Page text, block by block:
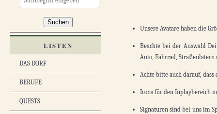
Suchen
LISTEN
DAS DORF
BERUFE
QUESTS
Unsere Avatare haben die
Beachte bei der Auswahl
Auto, Fahrrad,
Achte bitte auch darauf,
Icons für den Inplaybereich
Signaturen sind bei uns im